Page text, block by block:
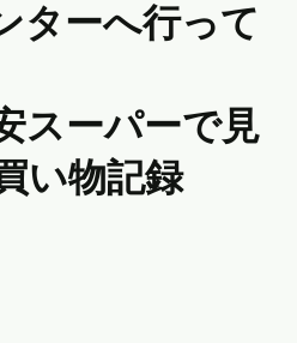
ターへ行って
スーパーで見
い物記録